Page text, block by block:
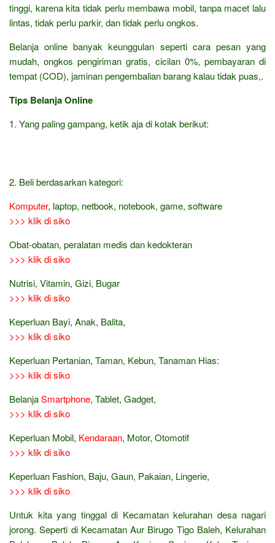
tinggi, karena kita tidak perlu membawa mobil, tanpa macet lalu
lintas, tidak perlu parkir, dan tidak perlu ongkos.
Belanja online banyak keunggulan seperti cara pesan yang
mudah, ongkos pengiriman gratis, cicilan 0%, pembayaran di
tempat (COD), jaminan pengembalian barang kalau tidak puas,.
Tips Belanja Online
1. Yang paling gampang, ketik aja di kotak berikut:
2. Beli berdasarkan kategori:
Komputer, laptop, netbook, notebook, game, software
>>> klik di siko
Obat-obatan, peralatan medis dan kedokteran
>>> klik di siko
Nutrisi, Vitamin, Gizi, Bugar
>>> klik di siko
Keperluan Bayi, Anak, Balita,
>>> klik di siko
Keperluan Pertanian, Taman, Kebun, Tanaman Hias:
>>> klik di siko
BelanjaSmartphone, Tablet, Gadget,
>>> klik di siko
Keperluan Mobil, Kendaraan, Motor, Otomotif
>>> klik di siko
Keperluan Fashion, Baju, Gaun, Pakaian, Lingerie,
>>> klik di siko
Untuk kita yang tinggal di Kecamatan kelurahan desa nagari
jorong. Seperti di Kecamatan Aur Birugo Tigo Baleh, Kelurahan